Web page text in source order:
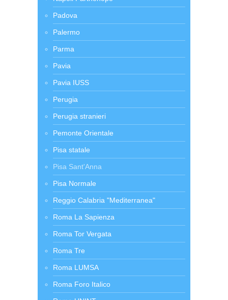
Padova
Palermo
Parma
Pavia
Pavia IUSS
Perugia
Perugia stranieri
Pemonte Orientale
Pisa statale
Pisa Sant'Anna
Pisa Normale
Reggio Calabria "Mediterranea"
Roma La Sapienza
Roma Tor Vergata
Roma Tre
Roma LUMSA
Roma Foro Italico